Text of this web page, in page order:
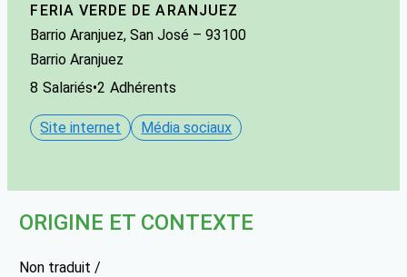
FERIA VERDE DE ARANJUEZ
Barrio Aranjuez, San José –93100
Barrio Aranjuez
8 Salariés•2 Adhérents
Site internet Média sociaux
ORIGINE ET CONTEXTE
Non traduit /